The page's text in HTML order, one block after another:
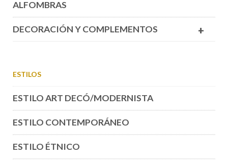
ALFOMBRAS
+
DECORACIÓN Y COMPLEMENTOS
ESTILOS
ESTILO ART DECÓ/MODERNISTA
ESTILO CONTEMPORÁNEO
ESTILO ÉTNICO